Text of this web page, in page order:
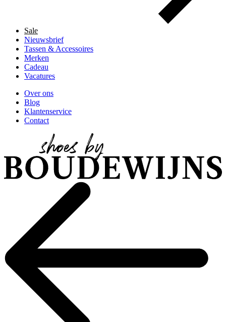
Sale
Nieuwsbrief
Tassen & Accessoires
Merken
Cadeau
Vacatures
Over ons
Blog
Klantenservice
Contact